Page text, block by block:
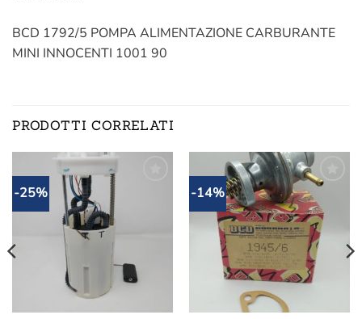
BCD 1792/5 POMPA ALIMENTAZIONE CARBURANTE
MINI INNOCENTI 1001 90
PRODOTTI CORRELATI
-25% -14%
Aggiungi
alla lista
dei
desideri